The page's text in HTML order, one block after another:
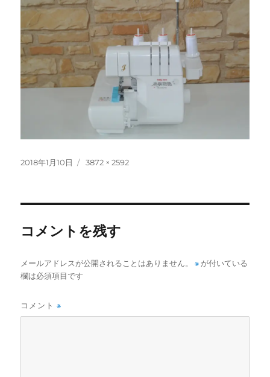
投
2018年1月10日
フ
3872 × 2592
コメントを残す
メールアドレスが公開されることはありません。 ※ が付いている
欄は必須項目です
コメント※